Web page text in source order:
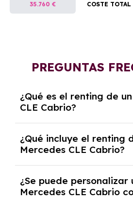
35.760 € COSTE TOTAL
PREGUNTAS
¿Qué es el renting de
CLE Cabrio?
contrato de alquiler a largo
pagas una cuota mensual
coche durante un periodo
generalmente entre 2 y 5
¿Qué incluye el renting
Mercedes CLE Cabrio?
seguro a todo riesgo,
reparaciones, impuestos,
¿Se puede personalizar
Mercedes CLE Cabrio